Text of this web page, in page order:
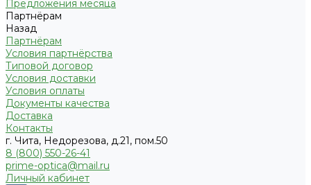
Предложения месяца
Партнёрам
Назад
Партнёрам
Условия партнёрства
Типовой договор
Условия доставки
Условия оплаты
Документы качества
Доставка
Контакты
г. Чита, Недорезова, д.21, пом.50
8 (800) 550-26-41
prime-optica@mail.ru
Личный кабинет